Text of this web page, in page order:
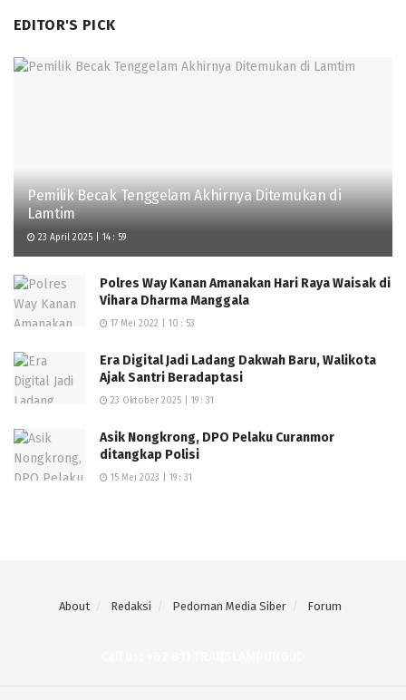
EDITOR'S PICK
Pemilik Becak Tenggelam Akhirnya Ditemukan di
Lamtim
23 April 2025 | 14 : 59
Polres Way Kanan Amanakan Hari Raya Waisak di
Vihara Dharma Manggala
17 Mei 2022 | 10 : 53
Era Digital Jadi Ladang Dakwah Baru, Walikota
Ajak Santri Beradaptasi
23 Oktober 2025 | 19 : 31
Asik Nongkrong, DPO Pelaku Curanmor
ditangkap Polisi
15 Mei 2023 | 19 : 31
About Redaksi Pedoman Media Siber Forum